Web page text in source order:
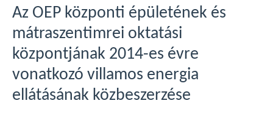
Az OEP központi épületének és
mátraszentimrei oktatási
központjának 2014-es évre
vonatkozó villamos energia
ellátásának közbeszerzése